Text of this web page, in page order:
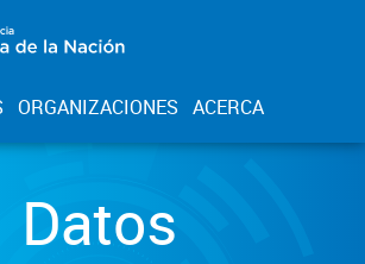
ORGANIZACIONES ACERCA
Datos